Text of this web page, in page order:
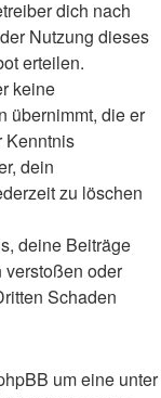
dich nach
Nutzung dieses
erteilen.
keine
übernimmt, die er
Kenntnis
dein
zu löschen
deine Beiträge
verstoßen oder
Schaden
um eine unter